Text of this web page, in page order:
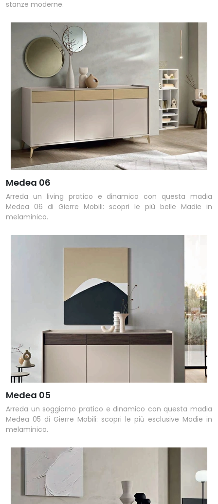
stanze moderne.
Medea 06
Arreda un living pratico e dinamico con questa madia
Medea 06 di Gierre Mobili: scopri le più belle Madie in
melaminico.
Medea 05
Arreda un soggiorno pratico e dinamico con questa madia
Medea 05 di Gierre Mobili: scopri le più esclusive Madie in
melaminico.